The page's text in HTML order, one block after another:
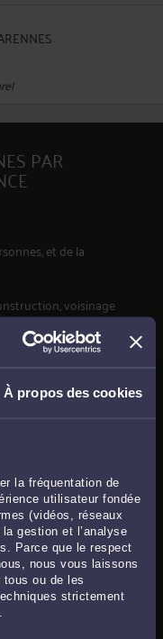
À propos des cookies
la fréquentation de
utilisateur fondée
(vidéos, réseaux
gestion et l’analyse
Parce que le respect
nous vous laissons
ou de les
strictement
PAR
et de la
voisinage
la sécurité sociale
corporel et
des étrangers
droit de
européenneà